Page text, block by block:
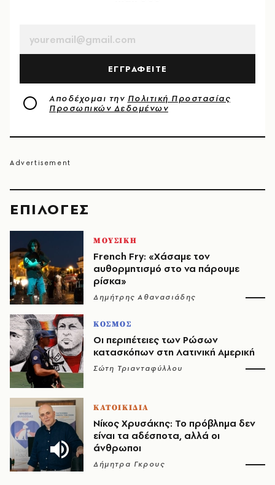
EΠΙΛΟΓΈΣ
ΜΟΥΣΙΚΗ
French Fry: «Χάσαμε τον
αυθορμητισμό στο να πάρουμε
ρίσκα»
Δημήτρης Αθανασιάδης
ΚΟΣΜΟΣ
Οι περιπέτειες των Ρώσων
κατασκόπων στη Λατινική Αμερική
Σώτη Τριανταφύλλου
ΚΑΤΟΙΚΙΔΙΑ
Νίκος Χρυσάκης: Το πρόβλημα δεν
είναι τα αδέσποτα, αλλά οι
άνθρωποι
Δήμητρα Γκρους
ΕΓΓΡΑΦΕΙΤΕ
Αποδέχομαι την Πολιτική Προστασίας
Προσωπικών Δεδομένων